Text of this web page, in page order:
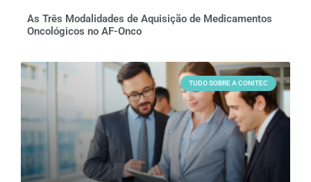
As Três Modalidades de Aquisição de Medicamentos
Oncológicos no AF-Onco
TUDO SOBRE A CONITEC